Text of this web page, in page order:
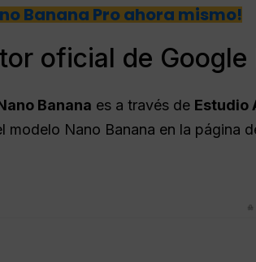
Banana Pro ahora mismo!
oficial de Google
Banana es a través de Estudio
Nano Banana en la página